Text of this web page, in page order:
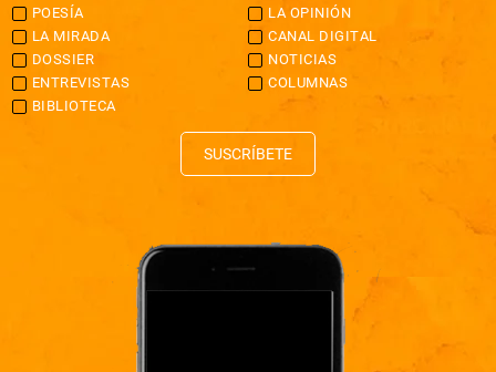
POESÍA
LA OPINIÓN
LA MIRADA
CANAL DIGITAL
DOSSIER
NOTICIAS
ENTREVISTAS
COLUMNAS
BIBLIOTECA
SUSCRÍBETE